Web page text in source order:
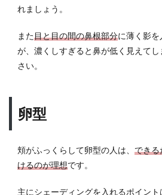
れましょう。
また目と目の間の鼻根部分に薄く影
が、濃くしすぎると鼻が低く見えて
さい。
卵型
頬がふっくらして卵型の人は、 できる
けるのが理想です。
主にシェーディングを入れるポイント